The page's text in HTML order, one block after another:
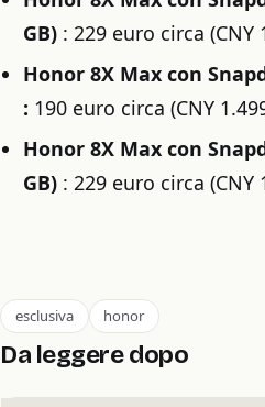
GB) : 229 euro circa (CNY
Honor 8X Max con
: 190 euro circa (CNY
Honor 8X Max con
GB) : 229 euro circa (CNY
esclusiva honor
Da leggere dopo